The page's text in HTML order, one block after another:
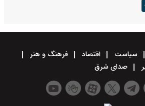
سیاست اقتصاد
فرهنگ و هنر
صدای شرق